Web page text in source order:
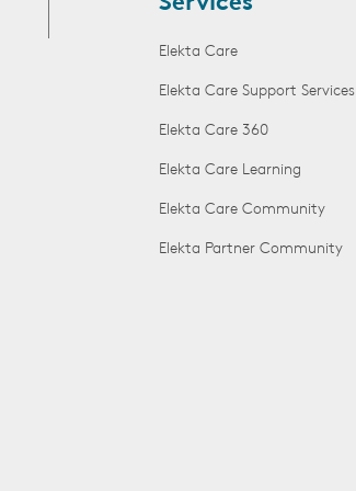
Elekta Care
Elekta Care Support Services
Elekta Care 360
Elekta Care Learning
Elekta Care Community
Elekta Partner Community